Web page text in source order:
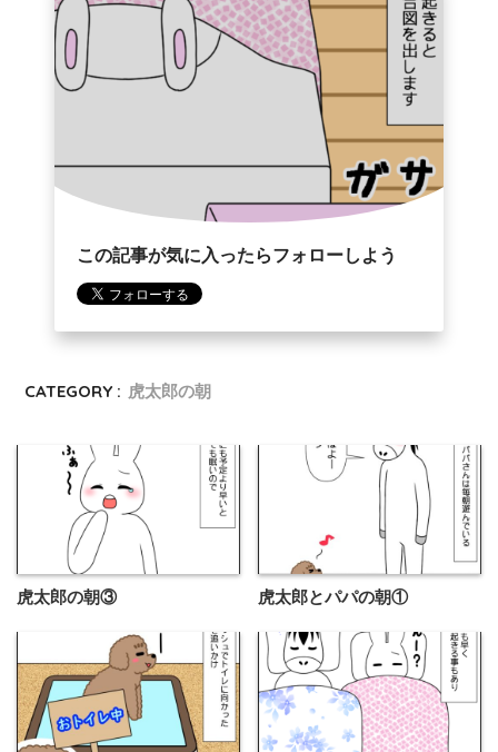
この記事が気に入ったらフォローしよう
CATEGORY : 虎太郎の朝
虎太郎の朝③ 虎太郎とパパの朝①